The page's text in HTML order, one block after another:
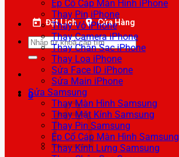
Đặt Lịch Cửa Hàng
Tìm
kiếm:
0
Ép Cổ Cáp Màn Hình iPhone
Thay Pin iPhone
Thay Vỏ iPhone
Thay Camera iPhone
Thay Chân Sạc iPhone
Thay Loa iPhone
Sửa Face ID iPhone
Sửa Main iPhone
Sửa Samsung
Thay Màn Hình Samsung
Thay Mặt Kính Samsung
Thay Pin Samsung
Ép Cổ Cáp Màn Hình Samsung
Thay Kính Lưng Samsung